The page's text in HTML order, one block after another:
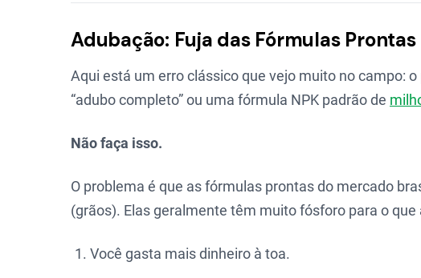
Adubação: Fuja das Fórmulas Prontas
Aqui está um erro clássico que vejo muito no campo:
“adubo completo” ou uma fórmula NPK padrão de
Não faça isso.
O problema é que as fórmulas prontas do mercado
(grãos). Elas geralmente têm muito fósforo para o que
Você gasta mais dinheiro à toa.